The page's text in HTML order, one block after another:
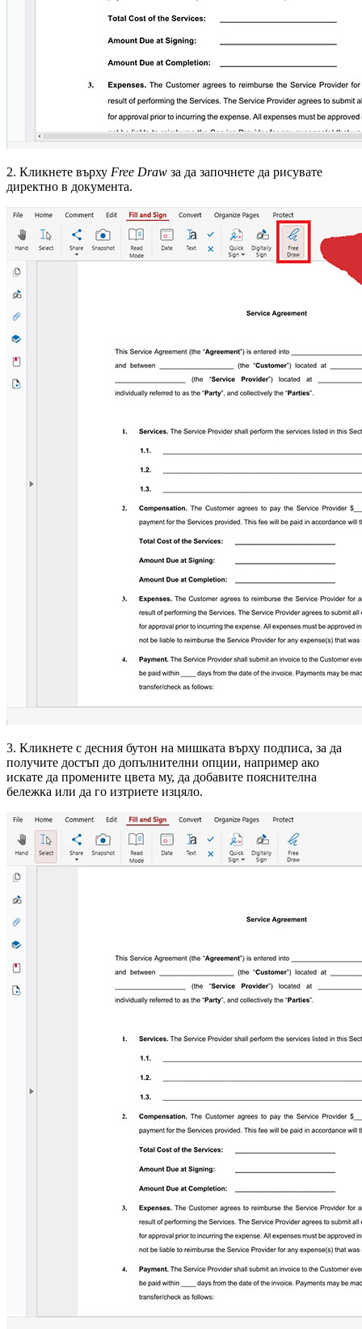
2. Кликнете върху Free Draw за да започнете да рисувате
директно в документа.
3. Кликнете с десния бутон на мишката върху подписа, за да
получите достъп до допълнителни опции, например ако
искате да промените цвета му, да добавите пояснителна
бележка или да го изтриете изцяло.